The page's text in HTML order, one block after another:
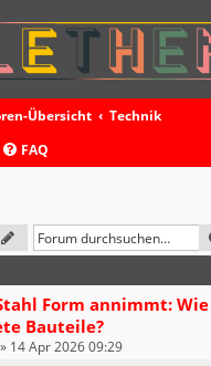
Übersicht
Technik
FAQ
Form annimmt:
Bauteile?
» 14 Apr 2026 09:29